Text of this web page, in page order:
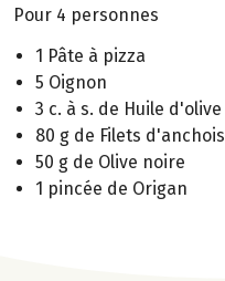
Pour 4 personnes
1 Pâte à pizza
5 Oignon
3 c. à s. de Huile d'olive
80 g de Filets d'anchois
50 g de Olive noire
1 pincée de Origan